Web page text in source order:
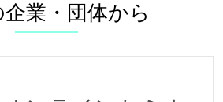
業・団体から